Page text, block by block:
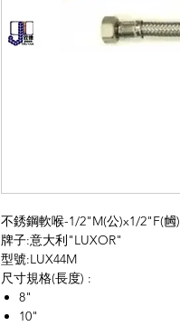
不銹鋼軟喉-1/2"M(公)x1/2"F(乸)
牌子:意大利"LUXOR"
型號:LUX44M
尺寸規格(長度) :
8"
10"